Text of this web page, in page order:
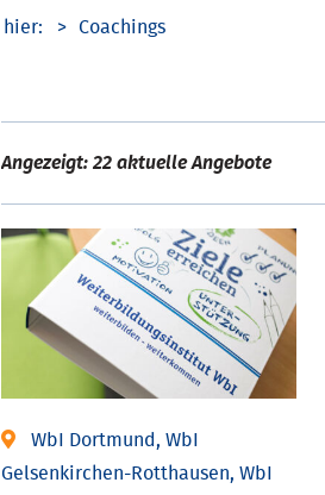
Coachings
Angezeigt: 22 aktuelle Angebote
WbI Dortmund, WbI
Gelsenkirchen-Rotthausen, WbI